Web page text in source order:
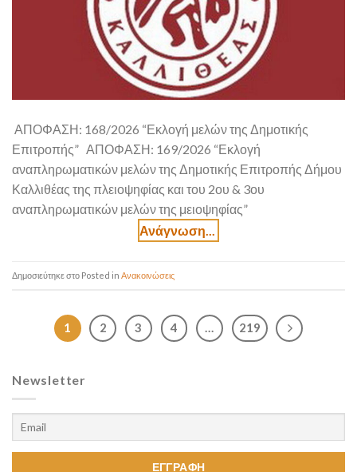
ΑΠΟΦΑΣΗ: 168/2026 “Εκλογή μελών της Δημοτικής
Επιτροπής” ΑΠΟΦΑΣΗ: 169/2026 “Εκλογή
αναπληρωματικών μελών της Δημοτικής Επιτροπής Δήμου
Καλλιθέας της πλειοψηφίας και του 2ου & 3ου
αναπληρωματικών μελών της μειοψηφίας”
Posted in Ανακοινώσεις
1 2 3 4 … 219
Newsletter